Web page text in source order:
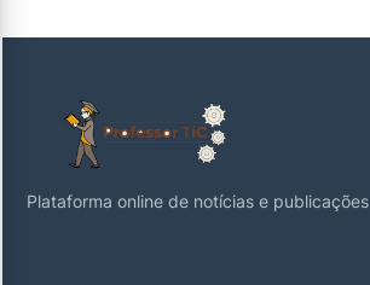
Plataforma online de notícias e publicações